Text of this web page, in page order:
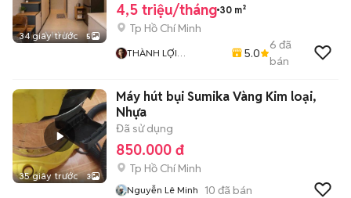
34 giây trước 5
4,5 triệu/tháng 30 m²
Tp Hồ Chí Minh
THÀNH LỢI
5.0
6 đã
bán
35 giây trước 3
Máy hút bụi Sumika Vàng Kim loại,
Nhựa
Đã sử dụng
850.000 đ
Tp Hồ Chí Minh
Nguyễn Lê Minh 10 đã bán